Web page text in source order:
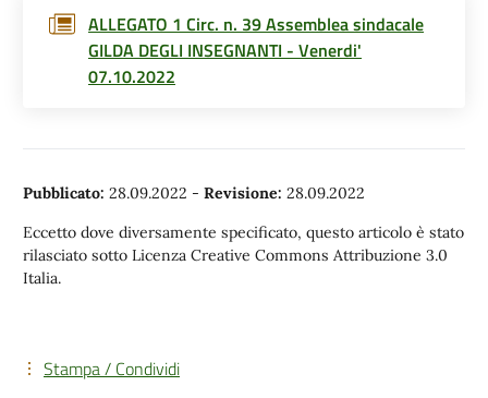
ALLEGATO 1 Circ. n. 39 Assemblea sindacale
GILDA DEGLI INSEGNANTI - Venerdi'
07.10.2022
Pubblicato: 28.09.2022 - Revisione: 28.09.2022
Eccetto dove diversamente specificato, questo articolo è stato
rilasciato sotto Licenza Creative Commons Attribuzione 3.0
Italia.
Stampa / Condividi